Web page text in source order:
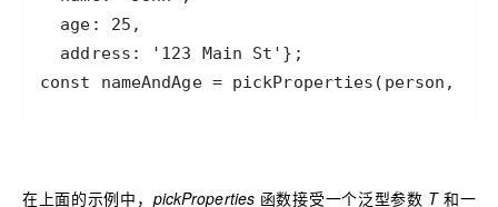
const nameAndAge = pickProperties(person,
在上面的示例中， pickProperties 函数接受一个泛型参数 T和一